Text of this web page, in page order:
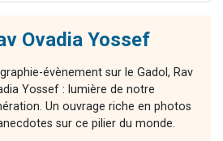
Ovadia Yossef
évènement sur le Gadol, Rav
Yossef : lumière de notre
Un ouvrage riche en photos
sur ce pilier du monde.